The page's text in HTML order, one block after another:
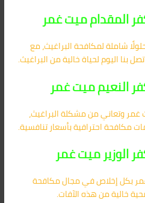
المقدام ميت غمر
شاملة لمكافحة البراغيث، مع
بنا اليوم لحياة خالية من البراغيث.
النعيم ميت غمر
وتعاني من مشكلة البراغيث،
مكافحة احترافية بأسعار تنافسية.
الوزير ميت غمر
بكل إخلاص في مجال مكافحة
خالية من هذه الآفات.